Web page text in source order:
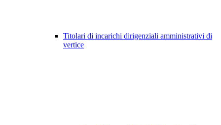
Titolari di incarichi dirigenziali amministrativi di
vertice